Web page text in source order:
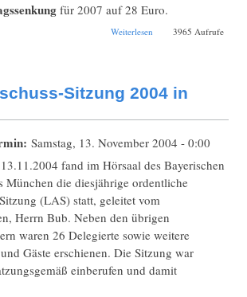
für 2007 auf 28 Euro.
Weiterlesen über Landesausschuss-
3965 Aufrufe
Sitzung 2004 in
Samstag, 13. November 2004 - 0:00
fand im Hörsaal des Bayerischen
München die diesjährige ordentliche
(LAS) statt, geleitet vom
Herrn Bub. Neben den übrigen
waren 26 Delegierte sowie weitere
Gäste erschienen. Die Sitzung war
einberufen und damit